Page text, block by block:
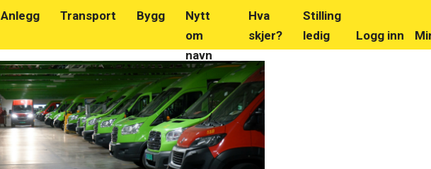
Anlegg Transport Bygg
Nytt
om
navn
Hva
skjer?
Stilling
ledig
Logg inn